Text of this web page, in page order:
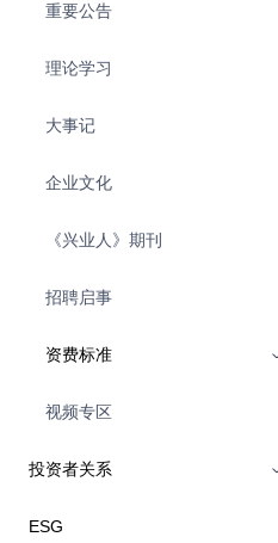
重要公告
理论学习
大事记
企业文化
《兴业人》期刊
招聘启事
资费标准
视频专区
投资者关系
ESG